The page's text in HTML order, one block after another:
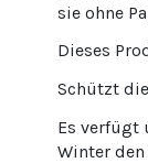
sie ohne
Dieses
Schützt
Es verfügt
Winter